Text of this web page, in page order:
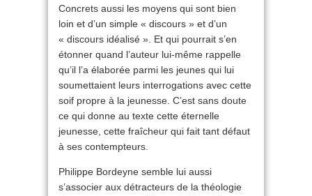
Concrets aussi les moyens qui sont bien
loin et d’un simple « discours » et d’un
« discours idéalisé ». Et qui pourrait s’en
étonner quand l’auteur lui-même rappelle
qu’il l’a élaborée parmi les jeunes qui lui
soumettaient leurs interrogations avec cette
soif propre à la jeunesse. C’est sans doute
ce qui donne au texte cette éternelle
jeunesse, cette fraîcheur qui fait tant défaut
à ses contempteurs.
Philippe Bordeyne semble lui aussi
s’associer aux détracteurs de la théologie